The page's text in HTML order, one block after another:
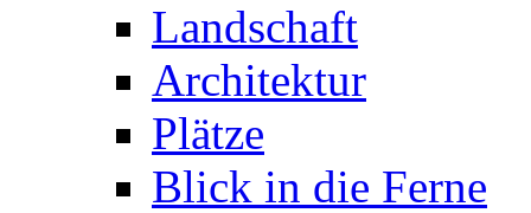
Landschaft
Architektur
Plätze
Blick in die Ferne